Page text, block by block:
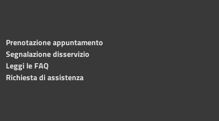
Prenotazione appuntamento
Segnalazione disservizio
Leggi le FAQ
Richiesta di assistenza